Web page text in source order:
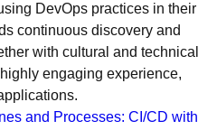
DevOps practices in their
continuous discovery and
with cultural and technical
engaging experience,
and Processes: CI/CD with